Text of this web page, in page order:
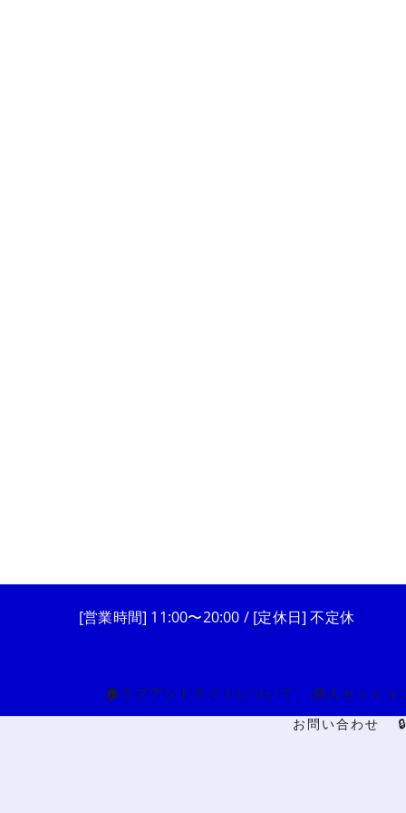
[営業時間] 11:00〜20:00 / [定休日] 不定休
🏠ラブアンドライトについて 個人セッショ
お問い合わせ